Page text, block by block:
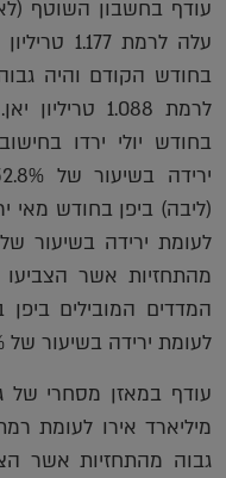
עודף בחשבון השוטף
בחודש הקודם והיה
לרמת 1.088
לעומת ירידה בשיעור של 7.4% בחודש הקודם.